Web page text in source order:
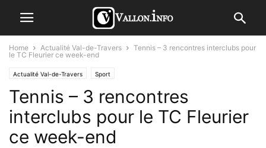
Home Actualité Val-de-Travers
Tennis – 3 rencontres interclubs pour
le TC Fleurier ce week-end
Actualité Val-de-Travers Sport
Tennis – 3 rencontres
interclubs pour le TC Fleurier
ce week-end